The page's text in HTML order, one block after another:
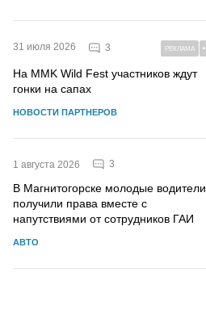
31 июля 2026 3 РЕКЛАМА
На MMK Wild Fest участников ждут
гонки на сапах
НОВОСТИ ПАРТНЕРОВ
1 августа 2026 3
В Магнитогорске молодые водители
получили права вместе с
напутствиями от сотрудников ГАИ
АВТО